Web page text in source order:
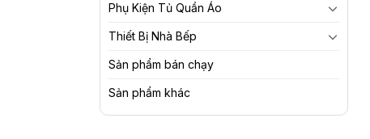
Phụ Kiện Tủ Quần Áo
Thiết Bị Nhà Bếp
Sản phẩm bán chạy
Sản phẩm khác